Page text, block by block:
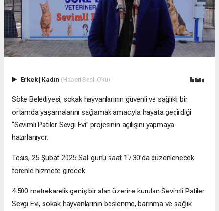
Erkek| Kadın (Haberi Sesli Oku)
Söke Belediyesi, sokak hayvanlarının güvenli ve sağlıklı bir
ortamda yaşamalarını sağlamak amacıyla hayata geçirdiği
“Sevimli Patiler Sevgi Evi” projesinin açılışını yapmaya
hazırlanıyor.
Tesis, 25 Şubat 2025 Salı günü saat 17.30’da düzenlenecek
törenle hizmete girecek.
4.500 metrekarelik geniş bir alan üzerine kurulan Sevimli Patiler
Sevgi Evi, sokak hayvanlarının beslenme, barınma ve sağlık